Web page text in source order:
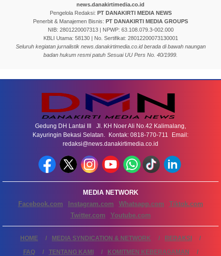
news.danakirtimedia.co.id
Pengelola Redaksi: PT DANAKIRTI MEDIA NEWS
Penerbit & Manajemen Bisnis: PT DANAKIRTI MEDIA GROUPS
NIB: 2801220007313 | NPWP: 63.108.079.3-002.000
KBLI Utama: 58130 | No. Sertifikat: 28012200073130001
Seluruh kegiatan jurnalistik news.danakirtimedia.co.id berada di bawah naungan
badan hukum resmi patuh Sesuai UU Pers No. 40/1999.
Gedung DH Lantai III Jl. KH Noer Ali No.42 Kalimalang,
Kayuringin Bekasi Selatan. Kontak: 0818-770-711 Email:
redaksi@news.danakirtimedia.co.id
MEDIA NETWORK
Facebook.com
Instagram.com Whatsapp.com
Tiktok.com
Twitter.com
Youtube.com
HOME MEDIA SYNDICATION & NETWORK
REDAKSI
FAQ
TENTANG KAMI
KOMITMEN KEBERAGAMAN